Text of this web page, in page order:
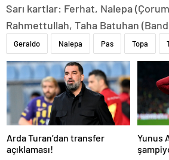
Sarı kartlar: Ferhat, Nalepa
Rahmettullah, Taha Batuhan
Geraldo Nalepa Pas Topa
Arda Turan’dan transfer
açıklaması!
Yunus